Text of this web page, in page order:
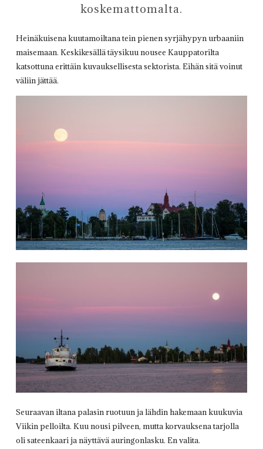
koskemattomalta.
Heinäkuisena kuutamoiltana tein pienen syrjähypyn urbaaniin
maisemaan. Keskikesällä täysikuu nousee Kauppatorilta
katsottuna erittäin kuvauksellisesta sektorista. Eihän sitä voinut
väliin jättää.
Seuraavan iltana palasin ruotuun ja lähdin hakemaan kuukuvia
Viikin pelloilta. Kuu nousi pilveen, mutta korvauksena tarjolla
oli sateenkaari ja näyttävä auringonlasku. En valita.